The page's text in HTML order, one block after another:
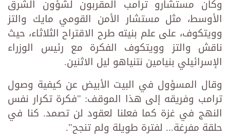
وكان مستشارو ترامب المقربون لشؤون الشرق
الأوسط، مثل مستشار الأمن القومي مايك والتز
وويتكوف، على علم بنيته طرح الاقتراح الثلاثاء، حيث
ناقش والتز وويتكوف الفكرة مع رئيس الوزراء
الإسرائيلي بنيامين نتنياهو ليل الاثنين.
وقال المسؤول في البيت الأبيض عن كيفية وصول
ترامب وفريقه إلى هذا الموقف: "فكرة تكرار نفس
النهج في غزة كما فعلنا لعقود لن تصمد. كنا في
حلقة مفرغة... لفترة طويلة ولم تنجح".